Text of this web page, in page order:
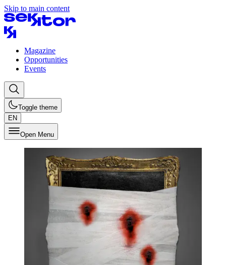
Skip to main content
Magazine
Opportunities
Events
Toggle theme
EN
Open Menu